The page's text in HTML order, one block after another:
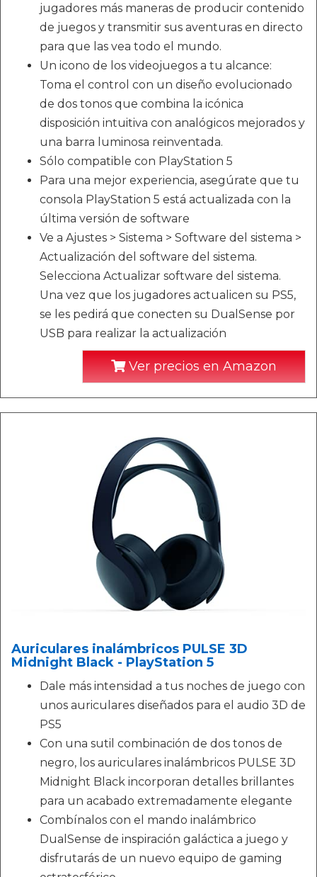
jugadores más maneras de producir contenido
de juegos y transmitir sus aventuras en directo
para que las vea todo el mundo.
Un icono de los videojuegos a tu alcance:
Toma el control con un diseño evolucionado
de dos tonos que combina la icónica
disposición intuitiva con analógicos mejorados y
una barra luminosa reinventada.
Sólo compatible con PlayStation 5
Para una mejor experiencia, asegúrate que tu
consola PlayStation 5 está actualizada con la
última versión de software
Ve a Ajustes > Sistema > Software del sistema >
Actualización del software del sistema.
Selecciona Actualizar software del sistema.
Una vez que los jugadores actualicen su PS5,
se les pedirá que conecten su DualSense por
USB para realizar la actualización
Ver precios en Amazon
Auriculares inalámbricos PULSE 3D
Midnight Black - PlayStation 5
Dale más intensidad a tus noches de juego con
unos auriculares diseñados para el audio 3D de
PS5
Con una sutil combinación de dos tonos de
negro, los auriculares inalámbricos PULSE 3D
Midnight Black incorporan detalles brillantes
para un acabado extremadamente elegante
Combínalos con el mando inalámbrico
DualSense de inspiración galáctica a juego y
disfrutarás de un nuevo equipo de gaming